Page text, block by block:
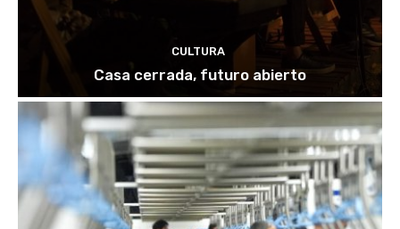
CULTURA
Casa cerrada, futuro abierto